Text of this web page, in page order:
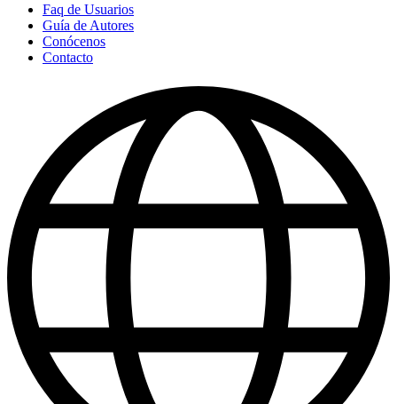
Faq de Usuarios
Guía de Autores
Conócenos
Contacto